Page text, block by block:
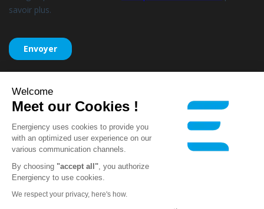
Energiency, tutti i diritti riservati
–Avvisi legali – Informativa sulla
privacy
Seguiteci
Welcome
Meet our Cookies !
Energiency uses cookies to provide you
with an optimized user experience on our
various communication channels.
By choosing "accept all", you authorize
Energiency to use cookies.
We respect your privacy, here's how.